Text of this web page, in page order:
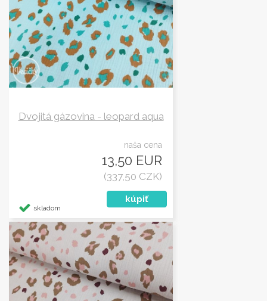
Dvojitá gázovina - leopard aqua
naša cena
13,50 EUR
(337,50 CZK)
skladom